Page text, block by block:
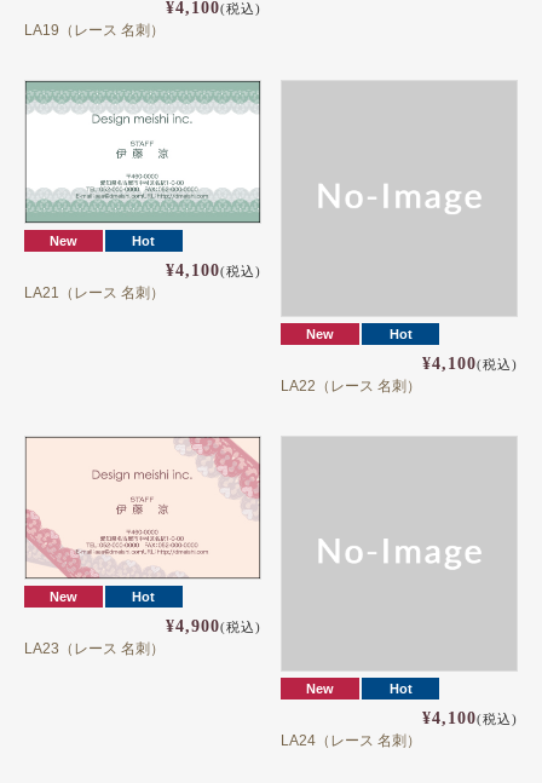
¥4,100(税込)
LA19（レース 名刺）
New Hot
¥4,100(税込)
LA21（レース 名刺）
New Hot
¥4,100(税込)
LA22（レース 名刺）
New Hot
¥4,900(税込)
LA23（レース 名刺）
New Hot
¥4,100(税込)
LA24（レース 名刺）